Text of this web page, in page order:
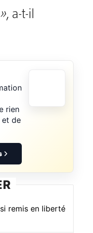
, a-t-il
rien
et de
remis en liberté